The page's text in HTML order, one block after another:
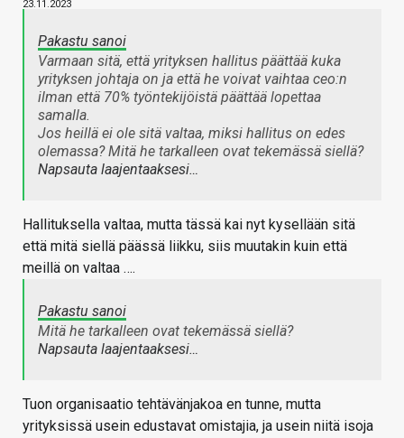
23.11.2023
Pakastu sanoi
Varmaan sitä, että yrityksen hallitus päättää kuka
yrityksen johtaja on ja että he voivat vaihtaa ceo:n
ilman että 70% työntekijöistä päättää lopettaa
samalla.
Jos heillä ei ole sitä valtaa, miksi hallitus on edes
olemassa? Mitä he tarkalleen ovat tekemässä siellä?
Napsauta laajentaaksesi…
Hallituksella valtaa, mutta tässä kai nyt kysellään sitä
että mitä siellä päässä liikku, siis muutakin kuin että
meillä on valtaa ….
Pakastu sanoi
Mitä he tarkalleen ovat tekemässä siellä?
Napsauta laajentaaksesi…
Tuon organisaatio tehtävänjakoa en tunne, mutta
yrityksissä usein edustavat omistajia, ja usein niitä isoja